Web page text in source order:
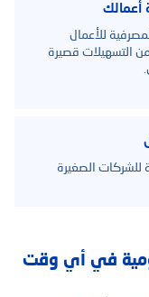
أعمالك
للأعمال
التسهيلات قصيرة
للشركات الصغيرة
في أي وقت